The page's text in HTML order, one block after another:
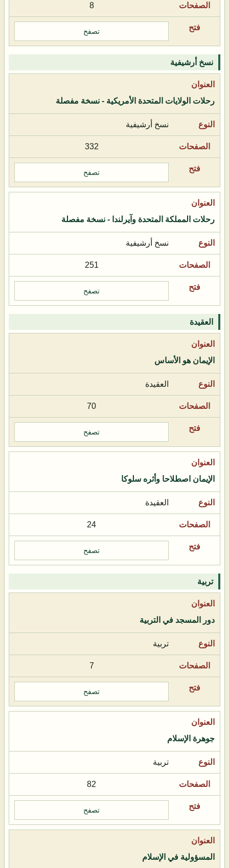
8
تصفح
نسخ أرشيفية
رحلات الولايات المتحدة الأمريكية - نسخة مفصلة
نسخ أرشيفية
332
تصفح
رحلات المملكة المتحدة وآيرلندا - نسخة مفصلة
نسخ أرشيفية
251
تصفح
العقيدة
الإيمان هو الأساس
العقيدة
70
تصفح
الإيمان اصطلاحا وأثره سلوكا
العقيدة
24
تصفح
تربية
دور المسجد في التربية
تربية
7
تصفح
جوهرة الإسلام
تربية
82
تصفح
المسؤولية في الإسلام